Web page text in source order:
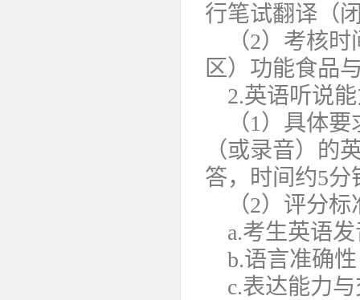
行笔试翻译（
（2）考核
区）功能食品
2.英语听说
（1）具体
（或录音）的
答，时间约5分
（2）评分
a.考生英语
b.语言准确
c.表达能力